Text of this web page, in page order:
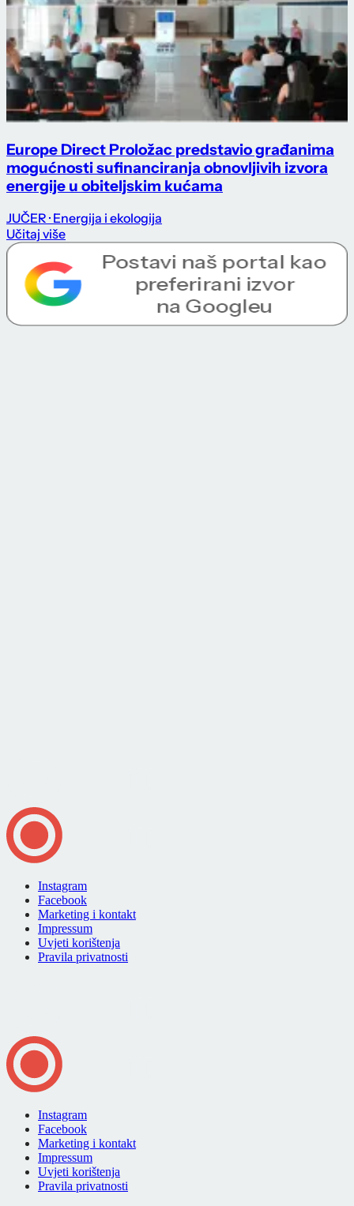
Europe Direct Proložac predstavio građanima
mogućnosti sufinanciranja obnovljivih izvora
energije u obiteljskim kućama
JUČER · Energija i ekologija
Učitaj više
Instagram
Facebook
Marketing i kontakt
Impressum
Uvjeti korištenja
Pravila privatnosti
Instagram
Facebook
Marketing i kontakt
Impressum
Uvjeti korištenja
Pravila privatnosti